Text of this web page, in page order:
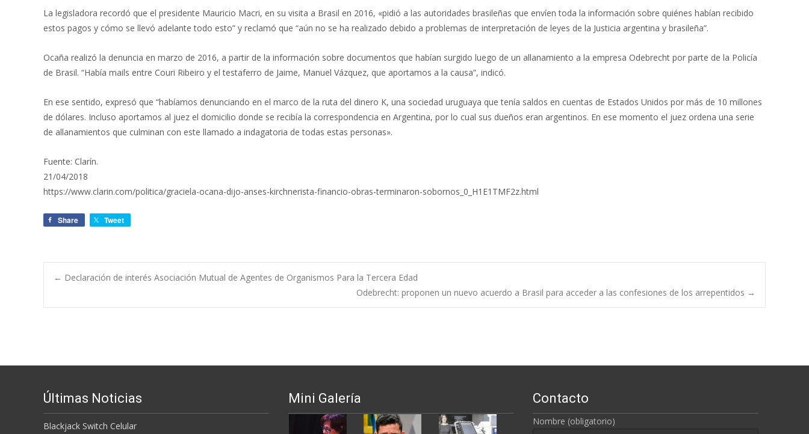
La legisladora recordó que el presidente Mauricio Macri, en su visita a Brasil en 2016, «pidió a las autoridades brasileñas que envíen toda la información sobre quiénes habían recibido
estos pagos y cómo se llevó adelante todo esto” y reclamó que “aún no se ha realizado debido a problemas de interpretación de leyes de la Justicia argentina y brasileña”.
Ocaña realizó la denuncia en marzo de 2016, a partir de la información sobre documentos que habían surgido luego de un allanamiento a la empresa Odebrecht por parte de la Policía
de Brasil. “Había mails entre Couri Ribeiro y el testaferro de Jaime, Manuel Vázquez, que aportamos a la causa”, indicó.
En ese sentido, expresó que “habíamos denunciando en el marco de la ruta del dinero K, una sociedad uruguaya que tenía saldos en cuentas de Estados Unidos por más de 10 millones
de dólares. Incluso aportamos al juez el domicilio donde se recibía la correspondencia en Argentina, por lo cual sus dueños eran argentinos. En ese momento el juez ordena una serie
de allanamientos que culminan con este llamado a indagatoria de todas estas personas».
Fuente: Clarín.
21/04/2018
https://www.clarin.com/politica/graciela-ocana-dijo-anses-kirchnerista-financio-obras-terminaron-sobornos_0_H1E1TMF2z.html
Share Tweet
Navegación de entradas
← Declaración de interés Asociación Mutual de Agentes de Organismos Para la Tercera Edad
Odebrecht: proponen un nuevo acuerdo a Brasil para acceder a las confesiones de los arrepentidos →
Últimas Noticias
Blackjack Switch Celular
Mini Galería Contacto
Nombre (obligatorio)